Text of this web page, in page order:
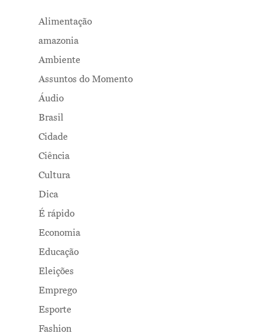
Alimentação
amazonia
Ambiente
Assuntos do Momento
Áudio
Brasil
Cidade
Ciência
Cultura
Dica
É rápido
Economia
Educação
Eleições
Emprego
Esporte
Fashion